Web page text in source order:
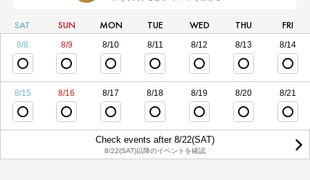
SAT SUN MON TUE WED THU FRI
8/8 8/9 8/10 8/11 8/12 8/13 8/14
8/15 8/16 8/17 8/18 8/19 8/20 8/21
Check events after 8/22(SAT)
8/22(SAT)以降のイベントを確認